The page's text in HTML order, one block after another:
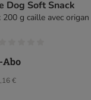
Dog Soft Snack
g caille avec origan
€